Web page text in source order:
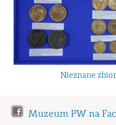
Nieznane
Muzeum PW na